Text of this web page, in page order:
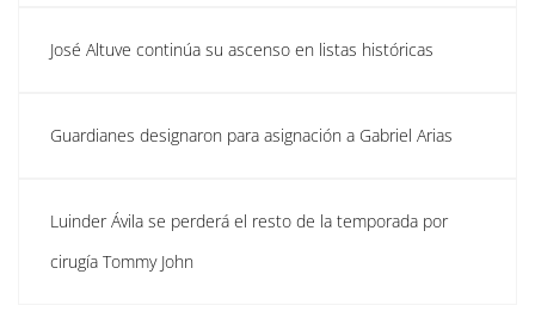
José Altuve continúa su ascenso en listas históricas
Guardianes designaron para asignación a Gabriel Arias
Luinder Ávila se perderá el resto de la temporada por
cirugía Tommy John